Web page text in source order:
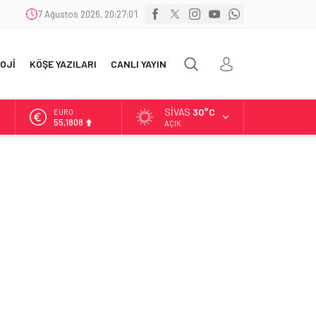
7 Ağustos 2026, 20:27:02
KÖŞE YAZILARI CANLI YAYIN
ALTIN
6.662,82
SIVAS 30°C
AÇIK